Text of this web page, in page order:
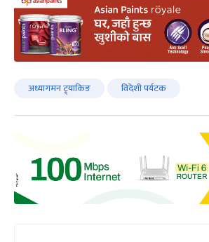
अध्यागमन ट्र्याकिङ विदेशी पर्यटक